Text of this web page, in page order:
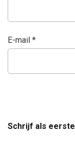
E-mail *
Schrijf als